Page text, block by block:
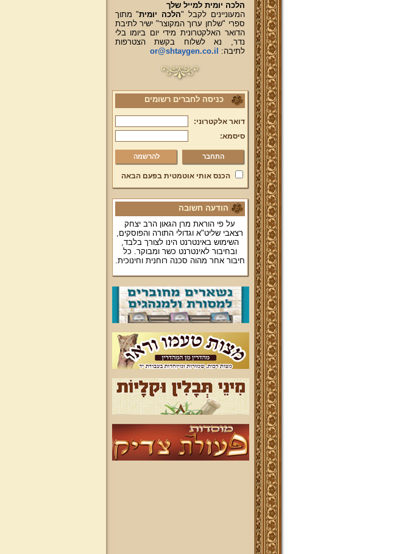
הלכה יומית למייל שלך
המעוניינים לקבל "הלכה יומית" מתוך
ספרי "שלחן ערוך המקוצר" ישיר לתיבת
הדואר האלקטרונית מידי יום ביומו בלי
נדר, נא לשלוח בקשת הצטרפות
לתיבה:
or@shtaygen.co.il
כניסה לחברים רשומים
דואר אלקטרוני:
סיסמא:
להרשמה
הכנס אותי אוטמטית בפעם הבאה
הודעה חשובה
על פי הוראת מרן הגאון הרב יצחק
רצאבי שליט"א וגדולי התורה והפוסקים,
השימוש באינטרנט הינו לצורך בלבד,
ובחיבור לאינטרנט כשר ומבוקר. כל
חיבור אחר מהוה סכנה רוחנית וחינוכית.